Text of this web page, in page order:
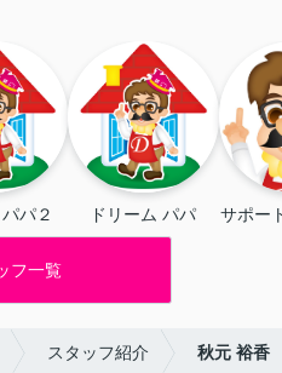
パ２ ドリーム パパ サポー
フ一覧
スタッフ紹介 秋元 裕香